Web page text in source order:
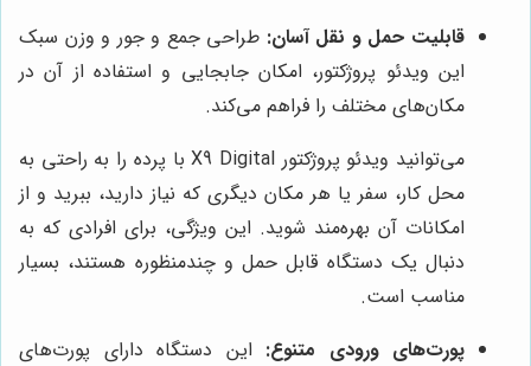
قابلیت حمل و نقل آسان: طراحی جمع و جور و وزن سبک
این ویدئو پروژکتور، امکان جابجایی و استفاده از آن در
مکان‌های مختلف را فراهم می‌کند.
می‌توانید ویدئو پروژکتور X9 Digital با پرده را به راحتی به
محل کار، سفر یا هر مکان دیگری که نیاز دارید، ببرید و از
امکانات آن بهره‌مند شوید. این ویژگی، برای افرادی که به
دنبال یک دستگاه قابل حمل و چندمنظوره هستند، بسیار
مناسب است.
پورت‌های ورودی متنوع: این دستگاه دارای پورت‌های